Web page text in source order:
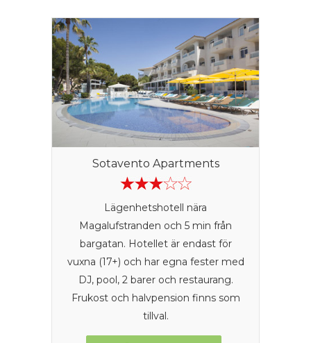
Sotavento Apartments
Lägenhetshotell nära
Magalufstranden och 5 min från
bargatan. Hotellet är endast för
vuxna (17+) och har egna fester med
DJ, pool, 2 barer och restaurang.
Frukost och halvpension finns som
tillval.